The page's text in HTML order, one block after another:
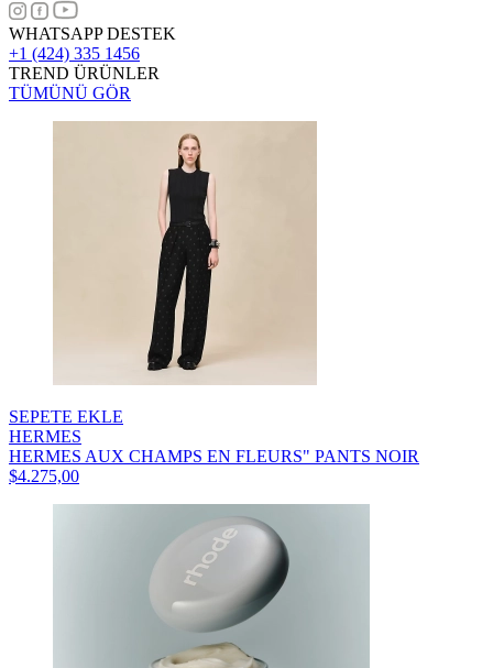
WHATSAPP DESTEK
+1 (424) 335 1456
TREND ÜRÜNLER
TÜMÜNÜ GÖR
SEPETE EKLE
HERMES
HERMES AUX CHAMPS EN FLEURS" PANTS NOIR
$4.275,00